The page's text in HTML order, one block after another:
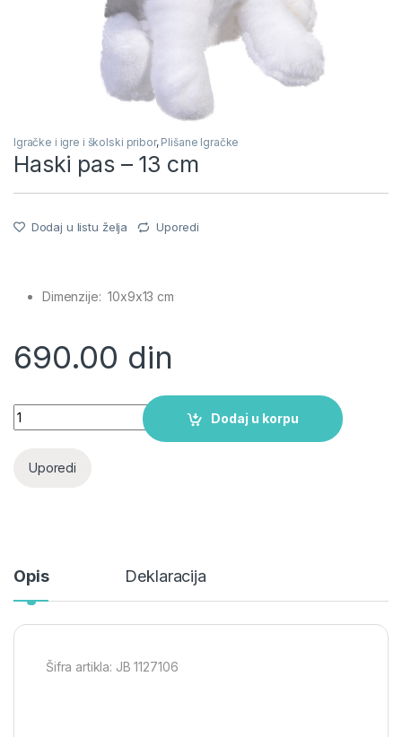
Igračke i igre i školski pribor, Plišane Igračke
Haski pas – 13 cm
Dodaj u listu želja Uporedi
Dimenzije: 10x9x13 cm
690.00 din
Haski pas - 13 cm quantity
Dodaj u korpu
Uporedi
Opis Deklaracija
Šifra artikla: JB 1127106